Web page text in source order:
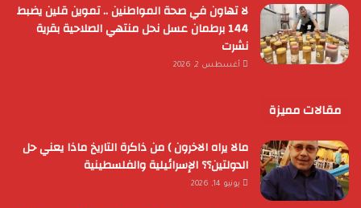
لا تهاون في صحة المواطنين .. تموين قلين يضبط
144 برطمان عسل نحل منتهي الصلاحية بقرية
نشرت
أغسطس 2, 2026
مقالات مميزة
مالا يراه الاخرون ) من ذاكرة التاريخ ماذا يعني حل
الدولتين؟؟ الإسرائيلية والفلسطينية
يونيو 14, 2026